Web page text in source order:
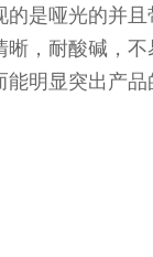
是哑光的并且
晰，耐酸碱，
能明显突出产